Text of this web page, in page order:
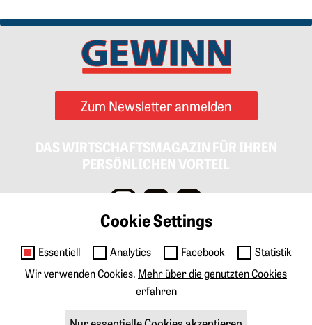
Zum Newsletter anmelden
DAS WIRTSCHAFTSMAGAZIN FÜR IHREN
PERSÖNLICHEN VORTEIL
Kontakt
Anzeigen & Marketing
Tarife Digital
Mediadaten
Cookie Settings
Essentiell Analytics Facebook
Statistik
Wir verwenden Cookies. Mehr über die genutzten Cookies
erfahren